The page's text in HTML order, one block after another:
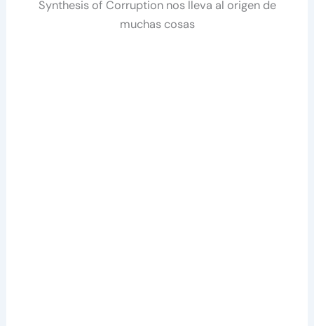
Synthesis of Corruption nos lleva al origen de
muchas cosas